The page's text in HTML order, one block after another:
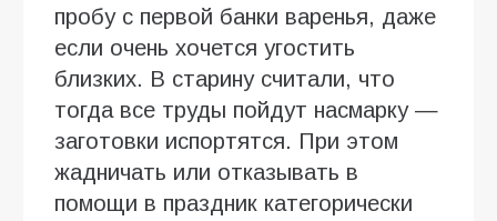
пробу с первой банки варенья, даже
если очень хочется угостить
близких. В старину считали, что
тогда все труды пойдут насмарку —
заготовки испортятся. При этом
жадничать или отказывать в
помощи в праздник категорически